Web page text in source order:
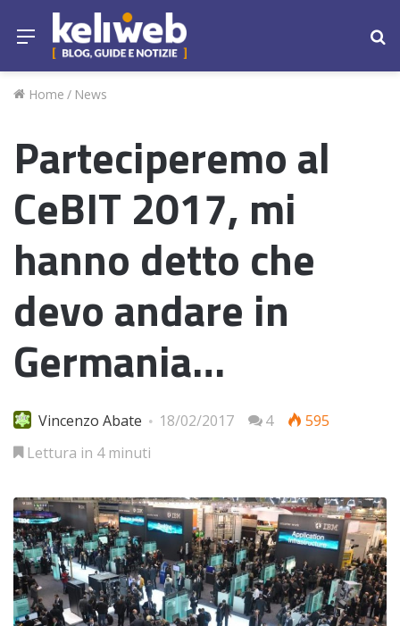
Menu
Home / News
Parteciperemo al
CeBIT 2017, mi
hanno detto che
devo andare in
Germania…
Vincenzo Abate 18/02/2017 4
595
Lettura in 4 minuti